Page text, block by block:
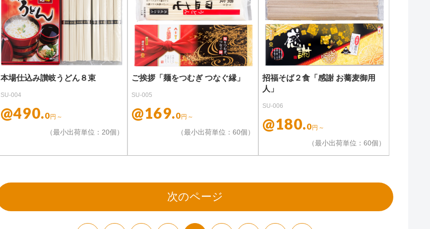
本場仕込み讃岐うどん８束
SU-004
@490.0円～
（最小出荷単位：20個）
ご挨拶「麺をつむぎ つなぐ縁」
SU-005
@169.0円～
（最小出荷単位：60個）
招福そば２食「感謝 お蕎麦御用
人」
SU-006
@180.0円～
（最小出荷単位：60個）
次のページ